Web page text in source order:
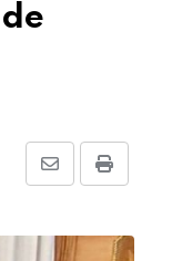
Print
Share
Email